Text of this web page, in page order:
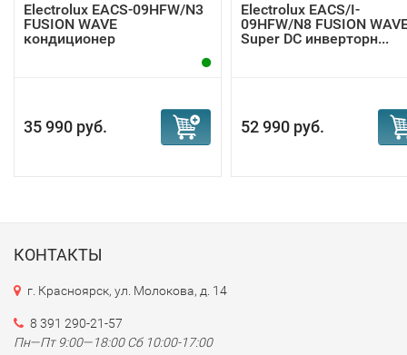
Electrolux EACS-09HFW/N3
FUSION WAVE
кондиционер
35 990 руб.
Electrolux EACS/I-
09HFW/N8 FUSION
Super DC инверторн...
52 990 руб.
КОНТАКТЫ
г. Красноярск, ул. Молокова, д. 14
8 391 290-21-57
Пн—Пт 9:00—18:00 Сб 10:00-17:00